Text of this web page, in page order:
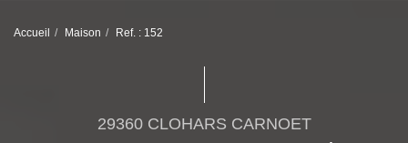
Accueil Maison Ref. : 152
29360 CLOHARS CARNOET